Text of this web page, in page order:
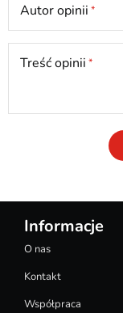
Autor opinii
Treść opinii
Informacje
O nas
Kontakt
Współpraca